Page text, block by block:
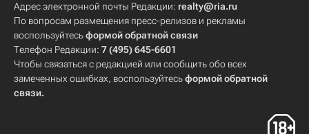
Адрес электронной почты Редакции: realty@ria.ru
По вопросам размещения пресс-релизов и рекламы
воспользуйтесьформой обратной связи
Телефон Редакции: 7 (495) 645-6601
Чтобы связаться с редакцией или сообщить обо всех
замеченных ошибках, воспользуйтесьформой обратной
связи.